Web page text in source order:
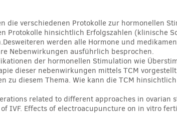
die verschiedenen Protokolle zur hormonellen
Protokolle hinsichtlich Erfolgszahlen (klinische
werden alle Hormone und
Nebenwirkungen ausführlich besprochen.
der hormonellen Stimulation wie
dieser nebenwirkungen mittels TCM
zu diesem Thema. Wie kann die TCM
related to different approaches in
IVF. Effects of electroacupuncture on in vitro